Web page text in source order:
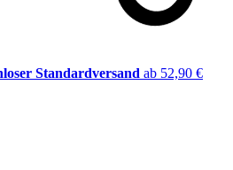
Standardversand ab 52,90 €